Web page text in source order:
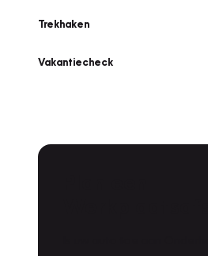
Trekhaken
Vakantiecheck